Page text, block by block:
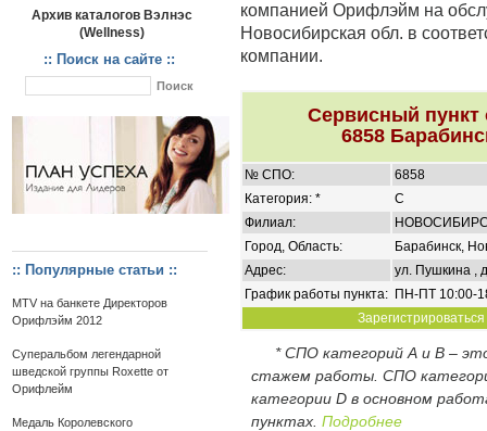
Архив каталогов Вэлнэс
(Wellness)
:: Поиск на сайте ::
:: Популярные статьи ::
MTV на банкете Директоров
Орифлэйм 2012
Суперальбом легендарной
шведской группы Roxette от
Орифлейм
Медаль Королевского
компанией Орифлэйм на
Новосибирская обл. в
компании.
Сервисный
6858
№ СПО:
6858
Категория: *
C
Филиал:
Город, Область:
Барабинск,
Адрес:
ул. Пушкина ,
График работы пункта: ПН-ПТ 10:00-
* СПО категорий А и В –
стажем работы. СПО
категории D в основном
пунктах. Подробнее